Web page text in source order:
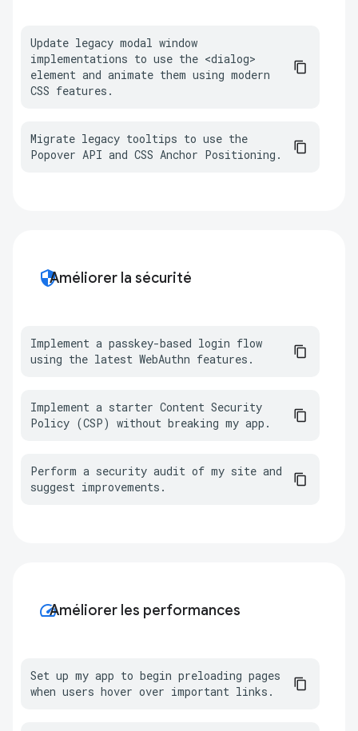
Update legacy modal window
implementations to use the <dialog>
element and animate them using modern
CSS features.
Migrate legacy tooltips to use the
Popover API and CSS Anchor Positioning.
securityAméliorer la sécurité
Implement a passkey-based login flow
using the latest WebAuthn features.
Implement a starter Content Security
Policy (CSP) without breaking my app.
Perform a security audit of my site and
suggest improvements.
speedAméliorer les performances
Set up my app to begin preloading pages
when users hover over important links.